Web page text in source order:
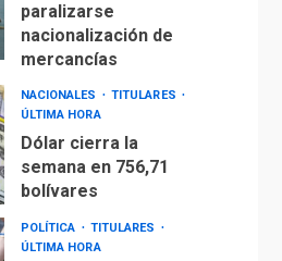
paralizarse
nacionalización de
mercancías
NACIONALES
TITULARES
ÚLTIMA HORA
Dólar cierra la
semana en 756,71
bolívares
POLÍTICA
TITULARES
ÚLTIMA HORA